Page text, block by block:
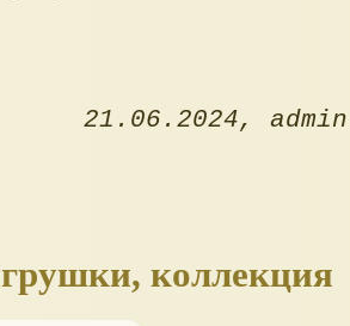
21.06.2024 admin
коллекция